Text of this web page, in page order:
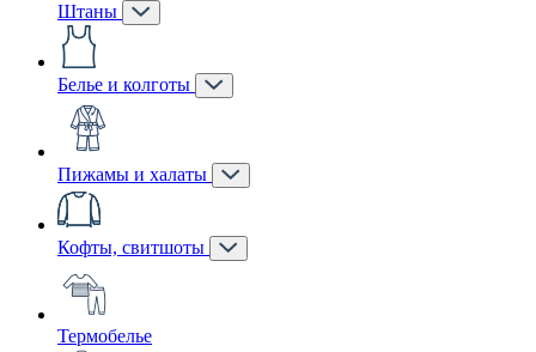
Штаны
Белье и колготы
Пижамы и халаты
Кофты, свитшоты
Термобелье